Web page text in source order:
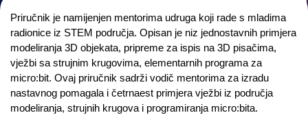
Priručnik je namijenjen mentorima udruga koji rade s mladima
radionice iz STEM područja. Opisan je niz jednostavnih primjera
modeliranja 3D objekata, pripreme za ispis na 3D pisačima,
vježbi sa strujnim krugovima, elementarnih programa za
micro:bit. Ovaj priručnik sadrži vodič mentorima za izradu
nastavnog pomagala i četrnaest primjera vježbi iz područja
modeliranja, strujnih krugova i programiranja micro:bita.